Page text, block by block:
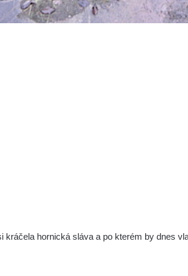
hornická sláva a po kterém by dnes